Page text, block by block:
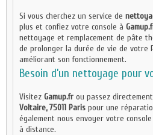
Si vous cherchez un service de
plus et confiez votre console à
nettoyage et remplacement de pâte
de prolonger la durée de vie de votre
améliorant son fonctionnement.
Besoin d’un nettoyage pour
Visitez Gamup.fr ou passez
Voltaire, 75011 Paris pour une
également nous envoyer votre
à distance.